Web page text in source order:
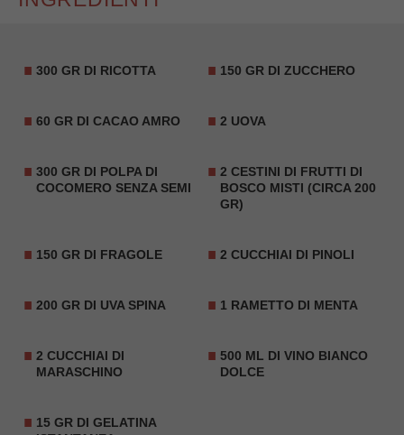
300 GR DI RICOTTA 150 GR DI ZUCCHERO
60 GR DI CACAO AMRO 2 UOVA
300 GR DI POLPA DI
COCOMERO SENZA SEMI
2 CESTINI DI FRUTTI DI
BOSCO MISTI (CIRCA 200
GR)
150 GR DI FRAGOLE 2 CUCCHIAI DI PINOLI
200 GR DI UVA SPINA 1 RAMETTO DI MENTA
2 CUCCHIAI DI
MARASCHINO
500 ML DI VINO BIANCO
DOLCE
15 GR DI GELATINA